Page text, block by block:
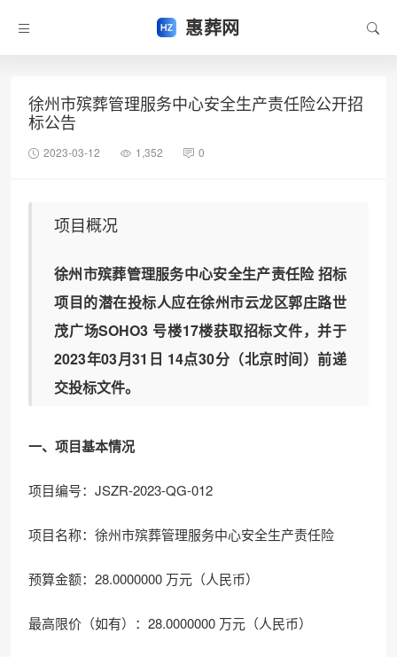
惠葬网
徐州市殡葬管理服务中心安全生产责任险公开招
标公告
2023-03-12 1,352 0
项目概况
徐州市殡葬管理服务中心安全生产责任险 招标
项目的潜在投标人应在徐州市云龙区郭庄路世
茂广场SOHO3 号楼17楼获取招标文件，并于
2023年03月31日 14点30分（北京时间）前递
交投标文件。
一、项目基本情况
项目编号：JSZR-2023-QG-012
项目名称：徐州市殡葬管理服务中心安全生产责任险
预算金额：28.0000000 万元（人民币）
最高限价（如有）：28.0000000 万元（人民币）